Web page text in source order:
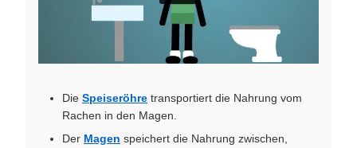
Die Speiseröhre transportiert die Nahrung vom
Rachen in den Magen.
Der Magen speichert die Nahrung zwischen,